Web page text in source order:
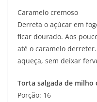
Caramelo cremoso
Derreta o açúcar em
ficar dourado. Aos
até o caramelo
aqueça, sem deixar
Torta salgada de milho
Porção: 16